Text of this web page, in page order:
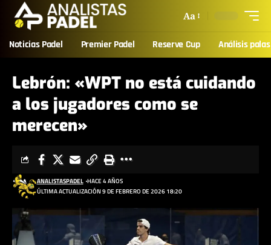
Aa
Noticias Padel Premier Padel Reserve Cup Análisis palas
Lebrón: «WPT no está cuidando
a los jugadores como se
merecen»
ÚLTIMA ACTUALIZACIÓN 9 DE FEBRERO DE 2026 18:20
ANALISTASPADEL HACE 4 AÑOS